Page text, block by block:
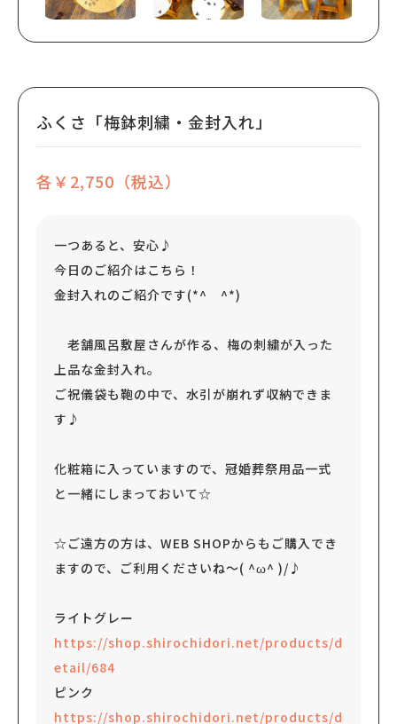
ふくさ「梅鉢刺繍・金封入れ」
各￥2,750（税込）
一つあると、安心♪
今日のご紹介はこちら！
金封入れのご紹介です(*^ ^*)
老舗風呂敷屋さんが作る、梅の刺繍が入った
上品な金封入れ。
ご祝儀袋も鞄の中で、水引が崩れず収納できま
す♪
化粧箱に入っていますので、冠婚葬祭用品一式
と一緒にしまっておいて☆
☆ご遠方の方は、WEB SHOPからもご購入でき
ますので、ご利用くださいね～( ^ω^ )/♪
ライトグレー
https://shop.shirochidori.net/products/d
etail/684
ピンク
https://shop.shirochidori.net/products/d